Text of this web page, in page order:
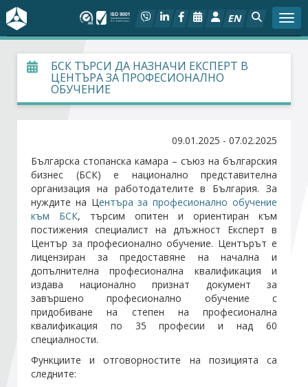
EN
За БСК
На фокус
Социален диалог
Дейности
Арбитражен съд
Проекти
Членове
Стани член
БСК ТЪРСИ ДА НАЗНАЧИ ЕКСПЕРТ В
ЦЕНТЪРА ЗА ПРОФЕСИОНАЛНО
ОБУЧЕНИЕ
09.01.2025 - 07.02.2025
Българска стопанска камара – съюз на българския
бизнес (БСК) е национално представителна
организация на работодателите в България. За
нуждите на Центъра за професионално обучение
към БСК, търсим опитен и ориентиран към
постижения специалист на длъжност Експерт в
Център за професионално обучение. Центърът е
лицензиран за предоставяне на начална и
допълнителна професионална квалификация и
издава национално признат документ за
завършено професионално обучение с
придобиване на степен на професионална
квалификация по 35 професии и над 60
специалности.
Функциите и отговорностите на позицията са
следните: